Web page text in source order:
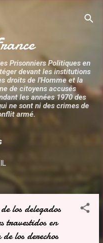
Prisonniers Politiques en
devant les institutions
droits de l'Homme et la
de citoyens accusés
les années 1970 des
ne sont ni des crimes de
armé.
los delegados
travestidos en
los derechos